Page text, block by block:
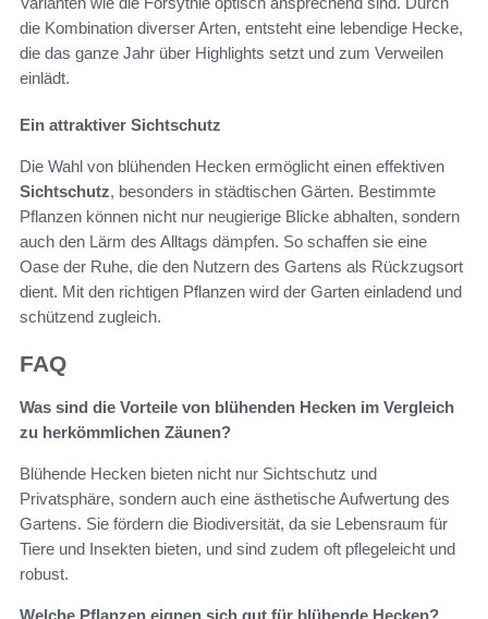
die Kombination diverser Arten, entsteht eine lebendige Hecke,
die das ganze Jahr über Highlights setzt und zum Verweilen
einlädt.
Ein attraktiver Sichtschutz
Die Wahl von blühenden Hecken ermöglicht einen effektiven
Sichtschutz, besonders in städtischen Gärten. Bestimmte
Pflanzen können nicht nur neugierige Blicke abhalten, sondern
auch den Lärm des Alltags dämpfen. So schaffen sie eine
Oase der Ruhe, die den Nutzern des Gartens als Rückzugsort
dient. Mit den richtigen Pflanzen wird der Garten einladend und
schützend zugleich.
FAQ
Was sind die Vorteile von blühenden Hecken im Vergleich
zu herkömmlichen Zäunen?
Blühende Hecken bieten nicht nur Sichtschutz und
Privatsphäre, sondern auch eine ästhetische Aufwertung des
Gartens. Sie fördern die Biodiversität, da sie Lebensraum für
Tiere und Insekten bieten, und sind zudem oft pflegeleicht und
robust.
Welche Pflanzen eignen sich gut für blühende Hecken?